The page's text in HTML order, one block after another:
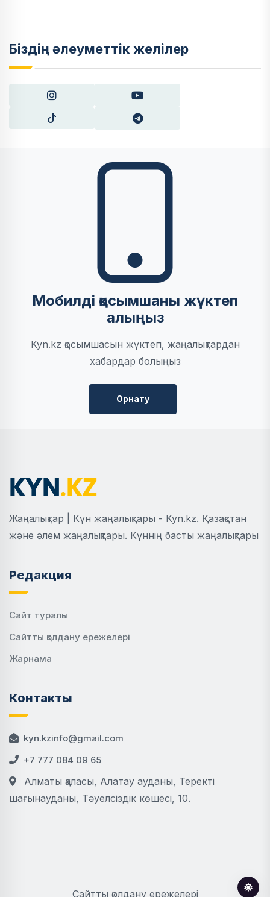
Біздің әлеуметтік желілер
Мобилді қосымшаны жүктеп
алыңыз
Kyn.kz қосымшасын жүктеп, жаңалықтардан
хабардар болыңыз
Орнату
Жаңалықтар | Күн жаңалықтары - Kyn.kz. Қазақстан
және әлем жаңалықтары. Күннің басты жаңалықтары
Редакция
Сайт туралы
Сайтты қолдану ережелері
Жарнама
Контакты
kyn.kzinfo@gmail.com
+7 777 084 09 65
Алматы қаласы, Алатау ауданы, Теректі
шағынауданы, Тәуелсіздік көшесі, 10.
Сайтты қолдану ережелері